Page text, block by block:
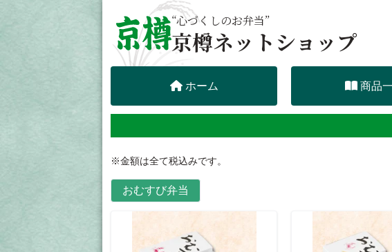
“心づくしのお弁当”
京樽ネットショップ
ホーム 商品
※金額は全て税込みです。
おむすび弁当